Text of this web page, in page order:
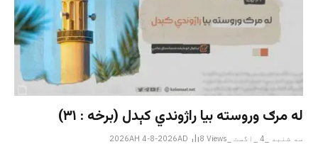
له مرګ وروسته بیا راژوندي کېدل (برخه : ۳۱)
سه شنبه _4 _اگست _2026AH 4-8-2026AD 8 Views